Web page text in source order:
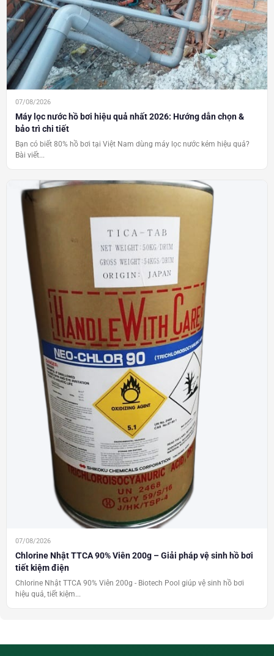
07/08/2026
Máy lọc nước hồ bơi hiệu quả nhất 2026: Hướng dẫn chọn &
bảo trì chi tiết
Bạn có biết 80% hồ bơi tại Việt Nam dùng máy lọc nước kém hiệu quả?
Bài viết...
07/08/2026
Chlorine Nhật TTCA 90% Viên 200g – Giải pháp vệ sinh hồ bơi
tiết kiệm điện
Chlorine Nhật TTCA 90% Viên 200g - Biotech Pool giúp vệ sinh hồ bơi
hiệu quả, tiết kiệm...